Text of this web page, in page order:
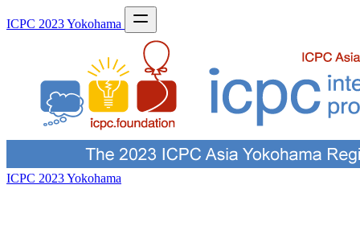
ICPC 2023 Yokohama
ICPC 2023 Yokohama